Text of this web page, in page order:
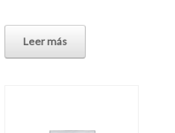
Leer más